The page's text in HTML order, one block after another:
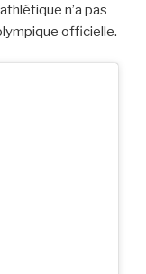
n’a pas
officielle.